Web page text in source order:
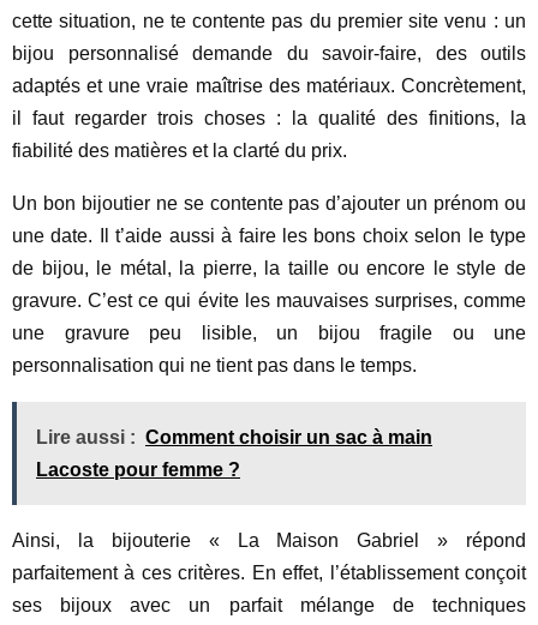
cette situation, ne te contente pas du premier site venu : un
bijou personnalisé demande du savoir-faire, des outils
adaptés et une vraie maîtrise des matériaux. Concrètement,
il faut regarder trois choses : la qualité des finitions, la
fiabilité des matières et la clarté du prix.
Un bon bijoutier ne se contente pas d’ajouter un prénom ou
une date. Il t’aide aussi à faire les bons choix selon le type
de bijou, le métal, la pierre, la taille ou encore le style de
gravure. C’est ce qui évite les mauvaises surprises, comme
une gravure peu lisible, un bijou fragile ou une
personnalisation qui ne tient pas dans le temps.
Lire aussi : Comment choisir un sac à main
Lacoste pour femme ?
Ainsi, la bijouterie « La Maison Gabriel » répond
parfaitement à ces critères. En effet, l’établissement conçoit
ses bijoux avec un parfait mélange de techniques